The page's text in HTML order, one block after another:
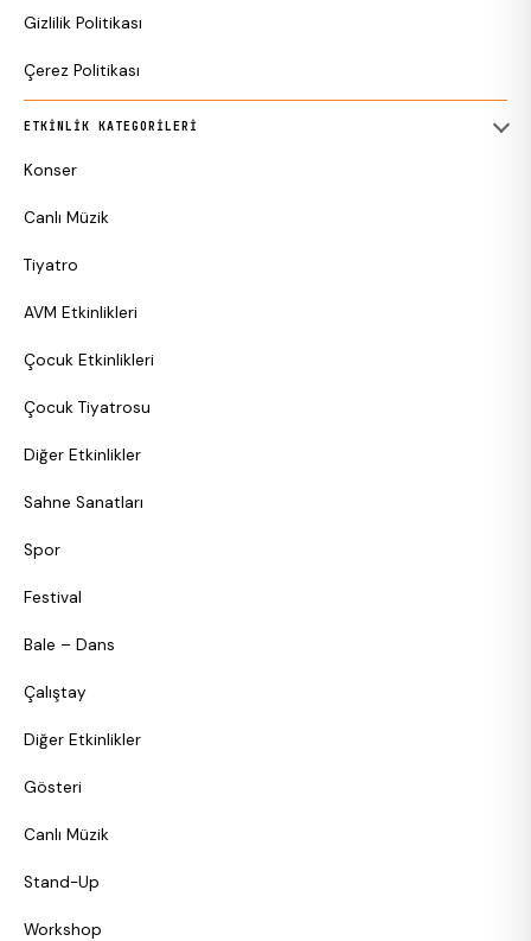
Gizlilik Politikası
Çerez Politikası
ETKINLIK KATEGORILERI
Konser
Canlı Müzik
Tiyatro
AVM Etkinlikleri
Çocuk Etkinlikleri
Çocuk Tiyatrosu
Diğer Etkinlikler
Sahne Sanatları
Spor
Festival
Bale – Dans
Çalıştay
Diğer Etkinlikler
Gösteri
Canlı Müzik
Stand-Up
Workshop